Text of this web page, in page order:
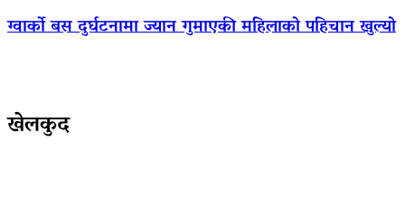
ग्वार्को बस दुर्घटनामा ज्यान गुमाएकी महिलाको पहिचान खुल्यो
खेलकुद